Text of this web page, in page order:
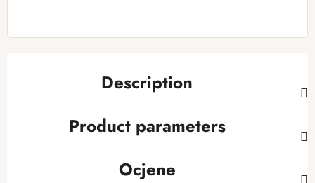
Description
Product parameters
Ocjene